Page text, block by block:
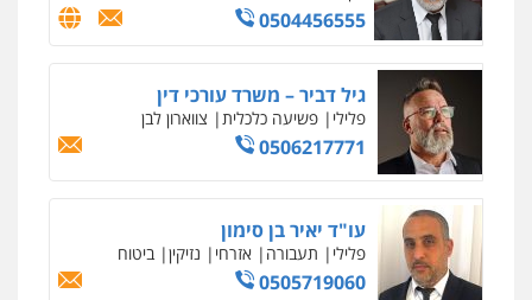
0504456555
גיל דביר – משרד עורכי דין
פלילי פשיעה כלכלית צווארון לבן
0506217771
עו"ד יאיר בן סימון
פלילי תעבורה אזרחי נזיקין ביטוח
0505719060
שליליים
שירותים מקצועיים לעורכי דין
0522508109
אחסון אתרים
מהירות הגנה גיבוי תמיכה שירותים
מקצועיים לעורכי דין
מרכז התחלה חדשה
אסירים עבירות מין שירותים מקצועיים
לעורכי דין